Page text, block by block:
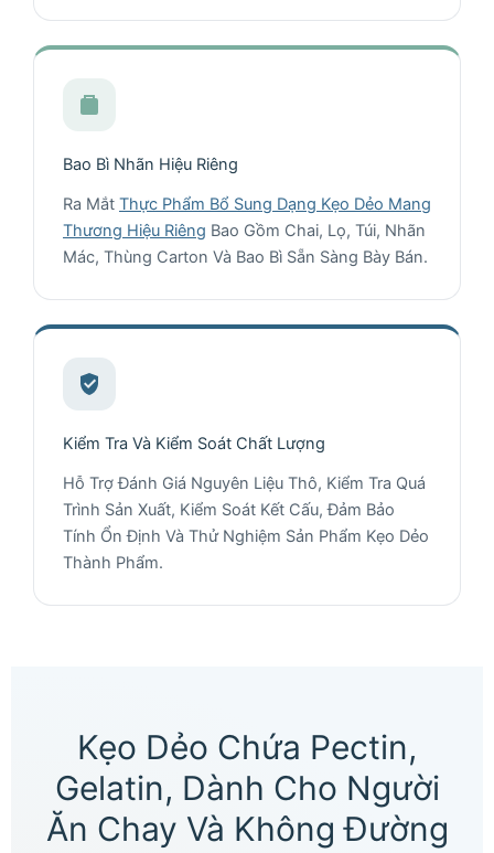
Bao Bì Nhãn Hiệu Riêng
Ra Mắt Thực Phẩm Bổ Sung Dạng Kẹo Dẻo Mang
Thương Hiệu Riêng Bao Gồm Chai, Lọ, Túi, Nhãn
Mác, Thùng Carton Và Bao Bì Sẵn Sàng Bày Bán.
Kiểm Tra Và Kiểm Soát Chất Lượng
Hỗ Trợ Đánh Giá Nguyên Liệu Thô, Kiểm Tra Quá
Trình Sản Xuất, Kiểm Soát Kết Cấu, Đảm Bảo
Tính Ổn Định Và Thử Nghiệm Sản Phẩm Kẹo Dẻo
Thành Phẩm.
Kẹo Dẻo Chứa Pectin,
Gelatin, Dành Cho Người
Ăn Chay Và Không Đường